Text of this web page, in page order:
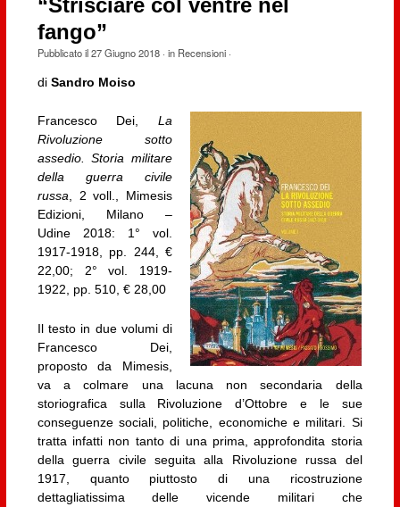
“Strisciare col ventre nel
fango”
Pubblicato il27 Giugno 2018· in Recensioni·
di Sandro Moiso
Francesco Dei,La
Rivoluzione sotto
assedio. Storia militare
della guerra civile
russa, 2 voll., Mimesis
Edizioni, Milano –
Udine 2018: 1° vol.
1917-1918, pp. 244, €
22,00; 2° vol. 1919-
1922, pp. 510, € 28,00
Il testo in due volumi di
Francesco Dei,
proposto da Mimesis,
va a colmare una lacuna non secondaria della
storiografica sulla Rivoluzione d’Ottobre e le sue
conseguenze sociali, politiche, economiche e militari. Si
tratta infatti non tanto di una prima, approfondita storia
della guerra civile seguita alla Rivoluzione russa del
1917, quanto piuttosto di una ricostruzione
dettagliatissima delle vicende militari che